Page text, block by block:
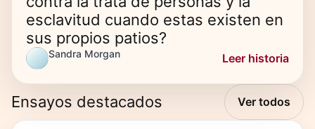
esclavitud cuando estas existen en
sus propios patios?
Sandra Morgan Leer historia
Ensayos destacados Ver todos